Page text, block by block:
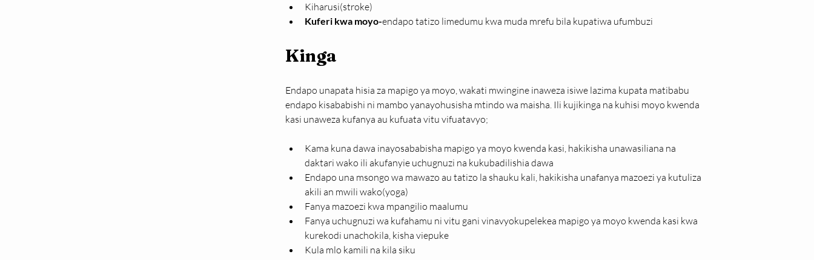
Kiharusi(stroke)
Kuferi kwa moyo-endapo tatizo limedumu kwa muda mrefu bila kupatiwa ufumbuzi
Kinga
Endapo unapata hisia za mapigo ya moyo, wakati mwingine inaweza isiwe lazima kupata matibabu
endapo kisababishi ni mambo yanayohusisha mtindo wa maisha. Ili kujikinga na kuhisi moyo kwenda
kasi unaweza kufanya au kufuata vitu vifuatavyo;
Kama kuna dawa inayosababisha mapigo ya moyo kwenda kasi, hakikisha unawasiliana na
daktari wako ili akufanyie uchugnuzi na kukubadilishia dawa
Endapo una msongo wa mawazo au tatizo la shauku kali, hakikisha unafanya mazoezi ya kutuliza
akili an mwili wako(yoga)
Fanya mazoezi kwa mpangilio maalumu
Fanya uchugnuzi wa kufahamu ni vitu gani vinavyokupelekea mapigo ya moyo kwenda kasi kwa
kurekodi unachokila, kisha viepuke
Kula mlo kamili na kila siku